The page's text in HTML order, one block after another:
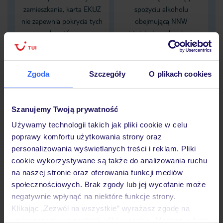
Zgoda Szczegóły O plikach cookies
Szanujemy Twoją prywatność
Używamy technologii takich jak pliki cookie w celu
poprawy komfortu użytkowania strony oraz
personalizowania wyświetlanych treści i reklam. Pliki
cookie wykorzystywane są także do analizowania ruchu
na naszej stronie oraz oferowania funkcji mediów
społecznościowych. Brak zgody lub jej wycofanie może
negatywnie wpłynąć na niektóre funkcje strony.
Klikając „Zezwól na wszystkie” wyrażasz zgodę na
zamieszkania, karta EKUZ
nie zapewnia pokrycia tych
kosztów
spożyciu alkoholu
obejmującą NNW
zaistniałych pod wpływem
alkoholu
Dane Mondial Assistance
wariantów ochrony »
Dlaczego warto wybrać TUI?